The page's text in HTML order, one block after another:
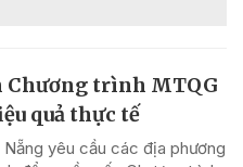
Chương trình MTQG
quả thực tế
yêu cầu các địa phương